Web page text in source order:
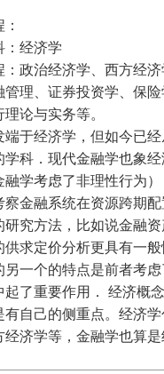
：经济学
：政治经济学、西方经
管理、证券投资学、保
论与实务等。
端于经济学，但如今已
学科．现代金融学也象
融学考虑了非理性行为
察金融系统在资源跨期
研究方法，比如说金融
供求定价分析更具有一
另一个的特点是前者考
起了重要作用． 经济概
有自己的侧重点。经济
经济学等，金融学也算